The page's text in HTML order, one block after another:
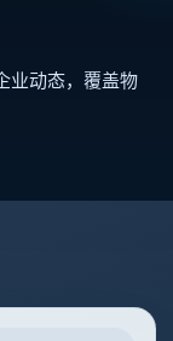
业动态，覆盖物